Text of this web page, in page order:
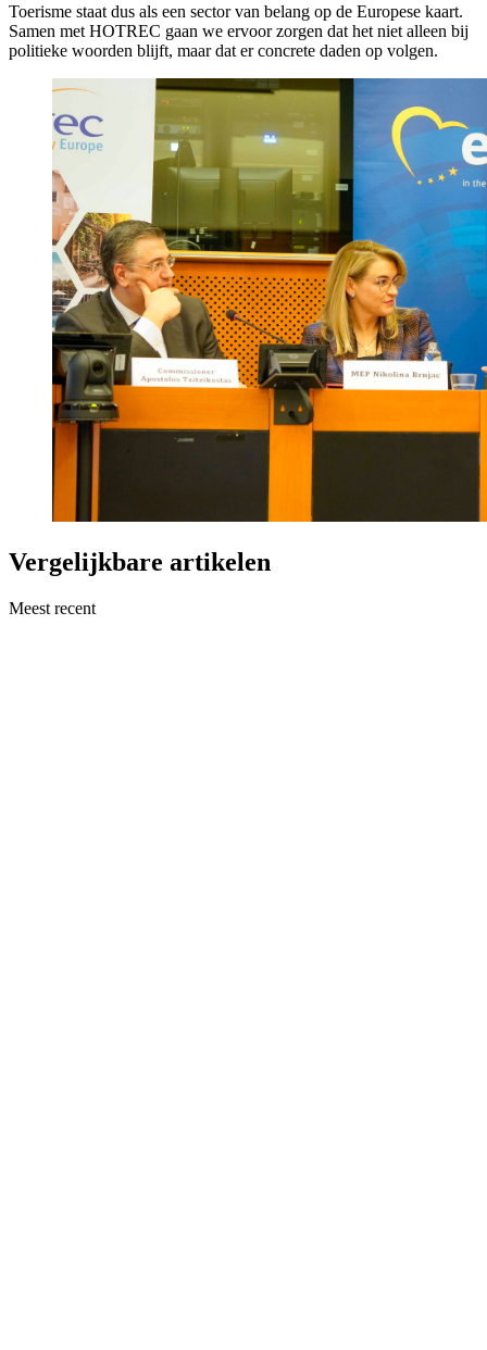
Toerisme staat dus als een sector van belang op de Europese kaart.
Samen met HOTREC gaan we ervoor zorgen dat het niet alleen bij
politieke woorden blijft, maar dat er concrete daden op volgen.
Vergelijkbare artikelen
Meest recent